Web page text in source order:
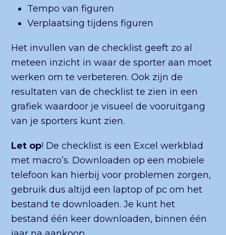
Tempo van figuren
Verplaatsing tijdens figuren
Het invullen van de checklist geeft zo al
meteen inzicht in waar de sporter aan moet
werken om te verbeteren. Ook zijn de
resultaten van de checklist te zien in een
grafiek waardoor je visueel de vooruitgang
van je sporters kunt zien.
Let op! De checklist is een Excel werkblad
met macro’s. Downloaden op een mobiele
telefoon kan hierbij voor problemen zorgen,
gebruik dus altijd een laptop of pc om het
bestand te downloaden. Je kunt het
bestand één keer downloaden, binnen één